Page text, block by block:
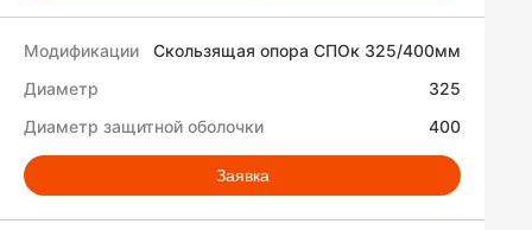
Скользящая опора СПОк 325/400мм
325
400
Заявка